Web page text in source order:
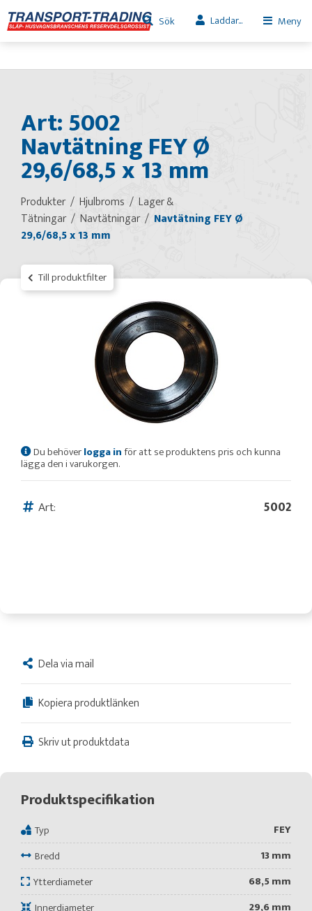
Sök Laddar... Meny
Art: 5002
Navtätning FEY Ø
29,6/68,5 x 13 mm
Produkter Hjulbroms
Lager &
Tätningar
Navtätningar
Navtätning FEY Ø
29,6/68,5 x 13 mm
Till produktfilter
Du behöverlogga inför att se produktens pris och kunna
lägga den i varukorgen.
Art: 5002
Dela via mail
Kopiera produktlänken
Skriv ut produktdata
Produktspecifikation
Typ
FEY
Bredd
13 mm
Ytterdiameter
68,5 mm
29,6 mm